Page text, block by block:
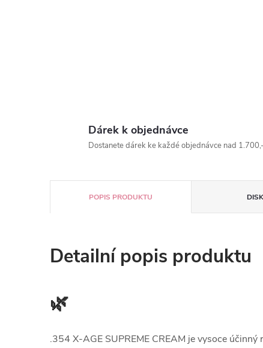
Dárek k objednávce
Dostanete dárek ke každé objednávce nad
POPIS PRODUKTU
Detailní popis produktu
🌿
.354 X-AGE SUPREME CREAM je vysoce